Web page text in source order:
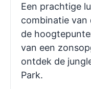
Een prachtige
combinatie van
de
van een
ontdek de
Park.